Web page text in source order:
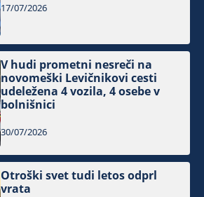
17/07/2026
V hudi prometni nesreči na
novomeški Levičnikovi cesti
udeležena 4 vozila, 4 osebe v
bolnišnici
30/07/2026
Otroški svet tudi letos odprl
vrata